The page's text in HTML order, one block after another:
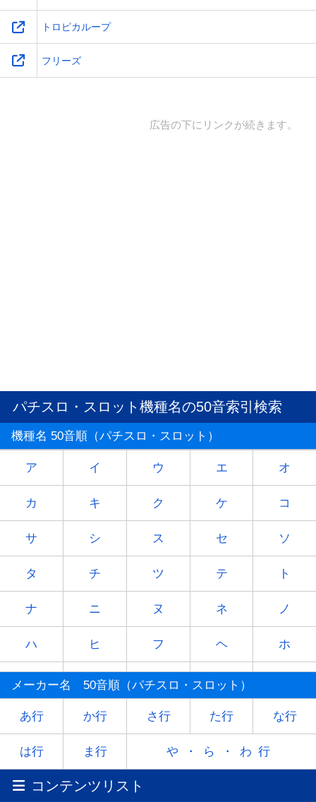
トロピカループ
フリーズ
広告の下にリンクが続きます。
パチスロ・スロット機種名の50音索引検索
機種名 50音順（パチスロ・スロット）
ア イ ウ エ オ
カ キ ク ケ コ
サ シ ス セ ソ
タ チ ツ テ ト
ナ ニ ヌ ネ ノ
ハ ヒ フ ヘ ホ
マ ミ ム メ
ヤ - ユ - ヨ
ラ リ レ
ワ -
メーカー名 50音順（パチスロ・スロット）
あ行 か行 さ行 た行 な行
は行 ま行 や・ら・わ行
コンテンツリスト